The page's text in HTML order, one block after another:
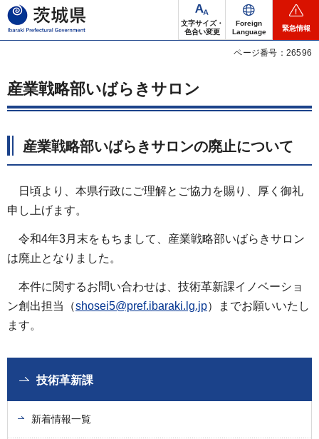
茨城県
文字サイズ・
色合い変更
Foreign
Language
緊急情報
ページ番号：26596
産業戦略部いばらきサロン
産業戦略部いばらきサロンの廃止について
日頃より、本県行政にご理解とご協力を賜り、厚く御礼
申し上げます。
令和4年3月末をもちまして、産業戦略部いばらきサロン
は廃止となりました。
本件に関するお問い合わせは、技術革新課イノベーショ
ン創出担当（shosei5@pref.ibaraki.lg.jp）までお願いいたし
ます。
技術革新課
新着情報一覧